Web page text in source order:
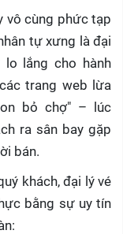
vô cùng phức tạp
tự xưng là đại
lắng cho hành
trang web lừa
bỏ chợ" – lúc
ra sân bay gặp
bán.
khách, đại lý vé
bằng sự uy tín